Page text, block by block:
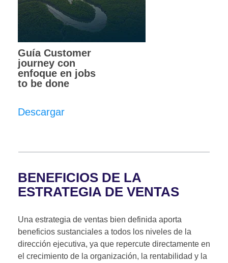
Guía Customer
journey con
enfoque en jobs
to be done
Descargar
BENEFICIOS DE LA
ESTRATEGIA DE VENTAS
Una estrategia de ventas bien definida aporta
beneficios sustanciales a todos los niveles de la
dirección ejecutiva, ya que repercute directamente en
el crecimiento de la organización, la rentabilidad y la